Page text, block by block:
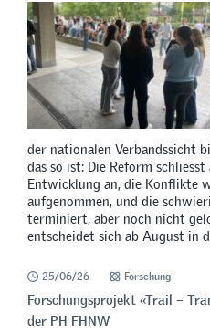
der nationalen Verbandssicht
das so ist: Die Reform
Entwicklung an, die Konflikte
aufgenommen, und die
terminiert, aber noch nicht
entscheidet sich ab August in
25/06/26 Forschung
Forschungsprojekt «Trail –
der PH FHNW